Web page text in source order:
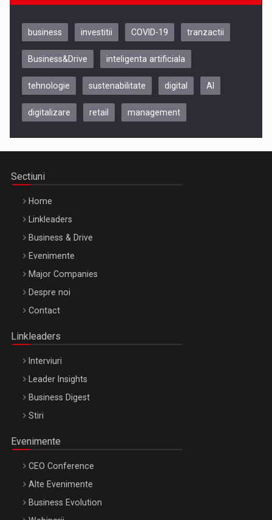
Be Inspired. Make it Happen!, CLUJ, 9 Decembrie
Be Inspired. Make it Happen!, ARTEMIS LETO, ORADEA, 8
Octombrie
business investitii COVID-19 tranzactii
Business&Drive inteligenta artificiala
tehnologie sustenabilitate digital AI
digitalizare retail management
Sectiuni
Home
Linkleaders
Business & Drive
Evenimente
Major Companies
Despre noi
Contact
Linkleaders
Interviuri
Leader Insights
Business Digest
Stiri
Evenimente
CEO Conference
Alte Evenimente
Business Evolution